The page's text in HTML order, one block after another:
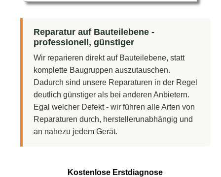
Reparatur auf Bauteilebene -
professionell, günstiger
Wir reparieren direkt auf Bauteilebene, statt
komplette Baugruppen auszutauschen.
Dadurch sind unsere Reparaturen in der Regel
deutlich günstiger als bei anderen Anbietern.
Egal welcher Defekt - wir führen alle Arten von
Reparaturen durch, herstellerunabhängig und
an nahezu jedem Gerät.
Kostenlose Erstdiagnose